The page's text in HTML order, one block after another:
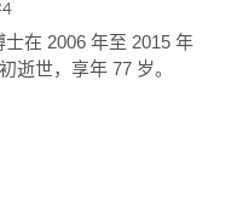
在 2006 年至 2015 年
逝世，享年 77 岁。